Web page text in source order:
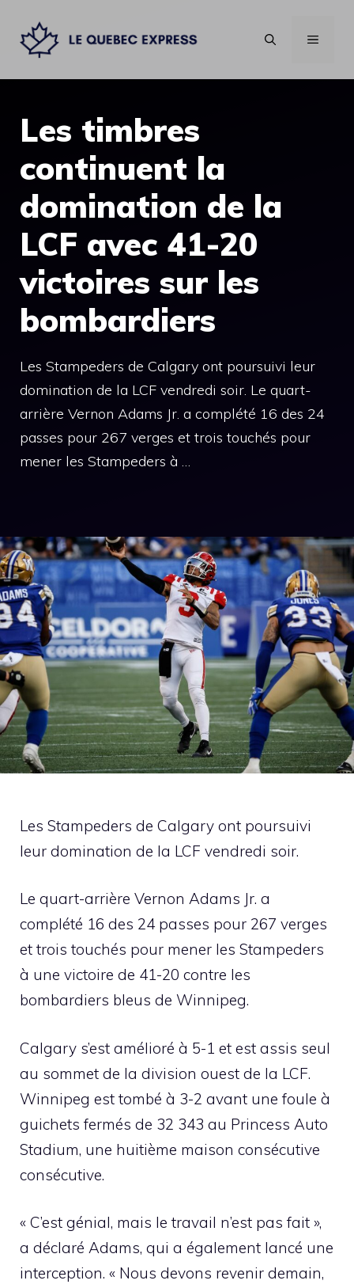
contenu
MENU
Les timbres
continuent la
domination de la
LCF avec 41-20
victoires sur les
bombardiers
Les Stampeders de Calgary ont poursuivi leur
domination de la LCF vendredi soir. Le quart-
arrière Vernon Adams Jr. a complété 16 des 24
passes pour 267 verges et trois touchés pour
mener les Stampeders à …
Les Stampeders de Calgary ont poursuivi
leur domination de la LCF vendredi soir.
Le quart-arrière Vernon Adams Jr. a
complété 16 des 24 passes pour 267 verges
et trois touchés pour mener les Stampeders
à une victoire de 41-20 contre les
bombardiers bleus de Winnipeg.
Calgary s’est amélioré à 5-1 et est assis seul
au sommet de la division ouest de la LCF.
Winnipeg est tombé à 3-2 avant une foule à
guichets fermés de 32 343 au Princess Auto
Stadium, une huitième maison consécutive
consécutive.
« C’est génial, mais le travail n’est pas fait »,
a déclaré Adams, qui a également lancé une
interception. « Nous devons revenir demain,